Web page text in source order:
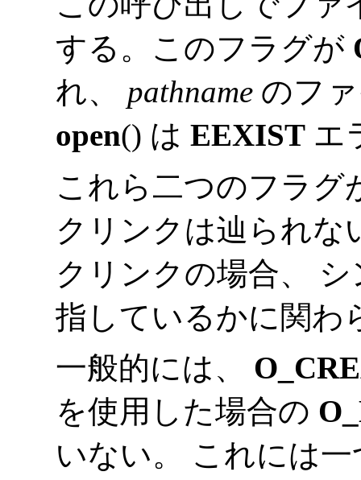
する。このフラグが
れ、 pathname のフ
open() はEEXIST エ
これら二つのフラグ
クリンクは辿られな
クリンクの場合、
指しているかに関わ
一般的には、
を使用した場合の
いない。 これには